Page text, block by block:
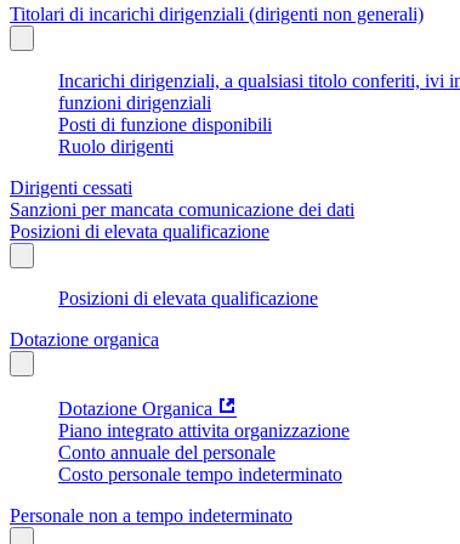
Titolari di incarichi dirigenziali (dirigenti non generali)
Incarichi dirigenziali, a qualsiasi titolo conferiti, ivi
funzioni dirigenziali
Posti di funzione disponibili
Ruolo dirigenti
Dirigenti cessati
Sanzioni per mancata comunicazione dei dati
Posizioni di elevata qualificazione
Posizioni di elevata qualificazione
Dotazione organica
Dotazione Organica
Piano integrato attivita organizzazione
Conto annuale del personale
Costo personale tempo indeterminato
Personale non a tempo indeterminato